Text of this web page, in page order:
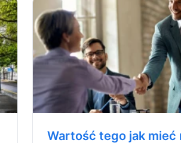
Wartość tego jak mieć